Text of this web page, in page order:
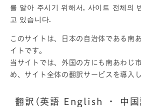
를 알아 주시기 위해서, 사이트 전체의
고 있습니다.
このサイトは、日本の自治体である南
イトです。
当サイトでは、外国の方にも南あわじ
め、サイト全体の翻訳サービスを導入
翻訳(英語 English ・ 中国